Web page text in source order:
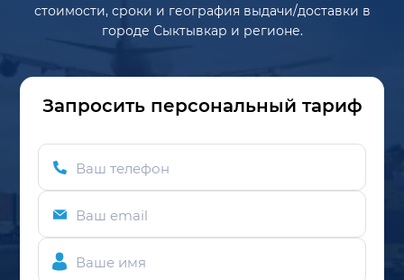
стоимости, сроки и география выдачи/доставки в
городе Сыктывкар и регионе.
Запросить персональный тариф
Ваш телефон
Ваш email
Ваше имя